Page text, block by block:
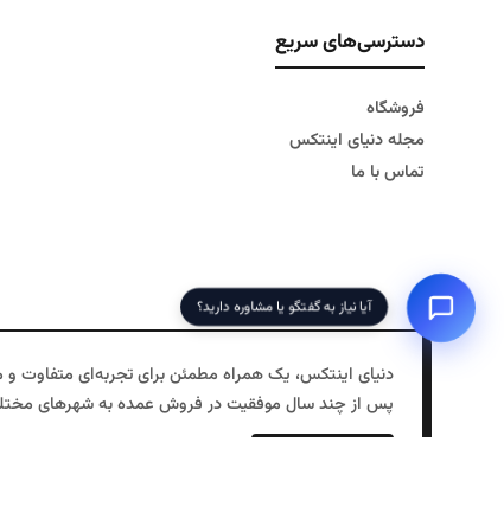
دسترسی‌های سریع
فروشگاه
مجله دنیای اینتکس
تماس با ما
پس از چند سال موفقیت در فروش عمده به شهرهای مختلف، در سال ۱۳۹۷ دفتر مرکزی خود را در تهران افتتاح کردیم و فروش اینترنتی را
فروشگاه ما با ارائه محصولاتی مانند کالای خواب بادی،
آیا نیاز به گفتگو یا مشاوره دارید؟